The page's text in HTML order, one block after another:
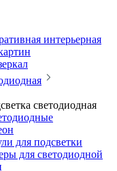
интерьерная
светодиодная
для подсветки
для светодиодной